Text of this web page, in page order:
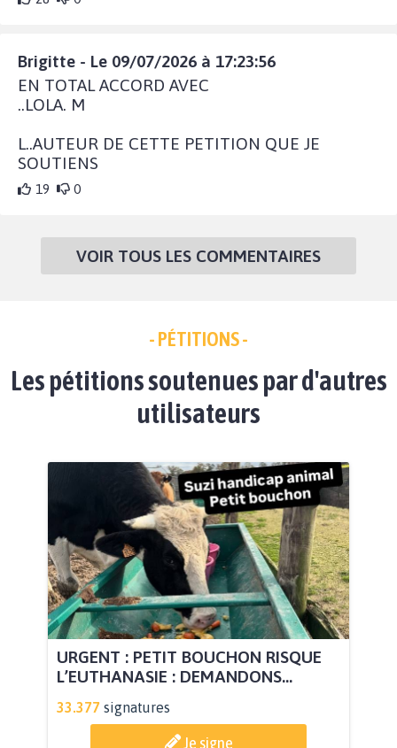
Brigitte - Le 09/07/2026 à 17:23:56
EN TOTAL ACCORD AVEC
..LOLA. M
L..AUTEUR DE CETTE PETITION QUE JE
SOUTIENS
19 0
VOIR TOUS LES COMMENTAIRES
- PÉTITIONS -
Les pétitions soutenues par d'autres
utilisateurs
URGENT : PETIT BOUCHON RISQUE
L’EUTHANASIE : DEMANDONS...
33.377 signatures
Je signe